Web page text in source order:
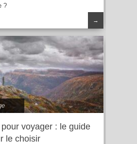
?
→
voyager : le guide
le choisir